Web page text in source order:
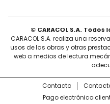
© CARACOL S.A.
CARACOL S.A. realiza una
usos de las obras y otras
web a medios de lectura
Contacto
Pago electrónico